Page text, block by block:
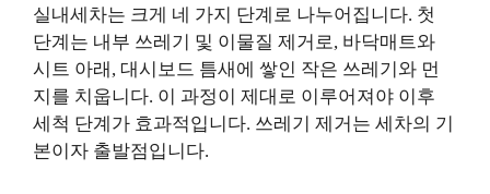
실내세차는 크게 네 가지 단계로 나누어집니다. 첫
단계는 내부 쓰레기 및 이물질 제거로, 바닥매트와
시트 아래, 대시보드 틈새에 쌓인 작은 쓰레기와 먼
지를 치웁니다. 이 과정이 제대로 이루어져야 이후
세척 단계가 효과적입니다. 쓰레기 제거는 세차의 기
본이자 출발점입니다.